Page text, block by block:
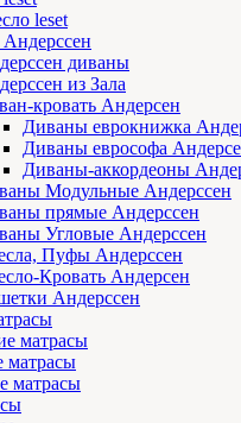
leset
диваны
из Зала
кровать Андерсен
Диваны еврокнижка
Диваны еврософа
Диваны-аккордеоны
Модульные Андерссен
прямые Андерссен
Угловые Андерссен
Пуфы Андерссен
Кровать Андерсен
Андерссен
матрасы
матрасы
матрасы